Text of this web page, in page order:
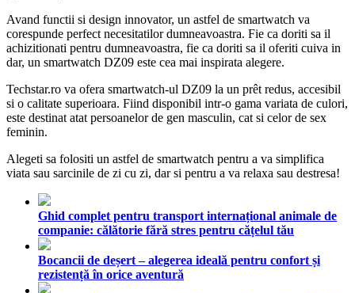
Avand functii si design innovator, un astfel de smartwatch va
corespunde perfect necesitatilor dumneavoastra. Fie ca doriti sa il
achizitionati pentru dumneavoastra, fie ca doriti sa il oferiti cuiva in
dar, un smartwatch DZ09 este cea mai inspirata alegere.
Techstar.ro va ofera smartwatch-ul DZ09 la un prêt redus, accesibil
si o calitate superioara. Fiind disponibil intr-o gama variata de culori,
este destinat atat persoanelor de gen masculin, cat si celor de sex
feminin.
Alegeti sa folositi un astfel de smartwatch pentru a va simplifica
viata sau sarcinile de zi cu zi, dar si pentru a va relaxa sau destresa!
Ghid complet pentru transport internațional animale de
companie: călătorie fără stres pentru cățelul tău
Bocancii de deșert – alegerea ideală pentru confort și
rezistență în orice aventură